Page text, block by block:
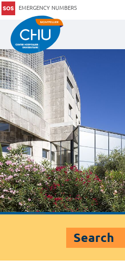
EMERGENCY NUMBERS
Search